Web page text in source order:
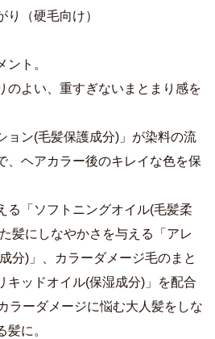
り（硬毛向け）
ト。
のよい、重すぎないまとまり感を
ョン(毛髪保護成分)」が染料の流
、ヘアカラー後のキレイな色を保
る「ソフトニングオイル(毛髪柔
髪にしなやかさを与える「アレ
分)」、カラーダメージ毛のまと
キッドオイル(保湿成分)」を配合
ラーダメージに悩む大人髪をしな
に。